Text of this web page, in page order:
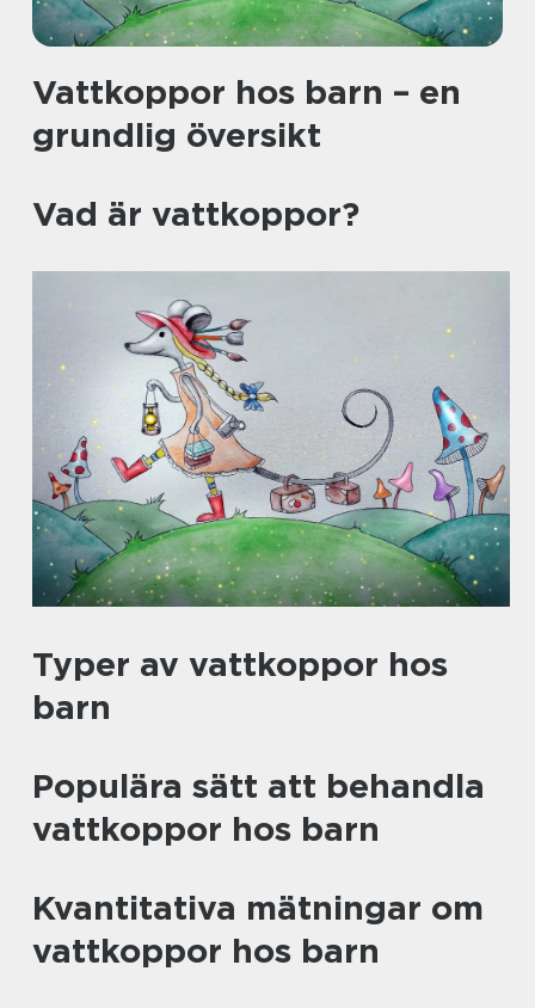
Vattkoppor hos barn – en
grundlig översikt
Vad är vattkoppor?
Typer av vattkoppor hos
barn
Populära sätt att behandla
vattkoppor hos barn
Kvantitativa mätningar om
vattkoppor hos barn